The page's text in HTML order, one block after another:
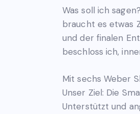
Was soll ich
braucht es etwas
und der finalen
beschloss ich,
Mit sechs Weber
Unser Ziel: Die
Unterstützt und